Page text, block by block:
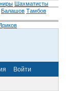
Шахматисты
Балашов Тамбов
Войти